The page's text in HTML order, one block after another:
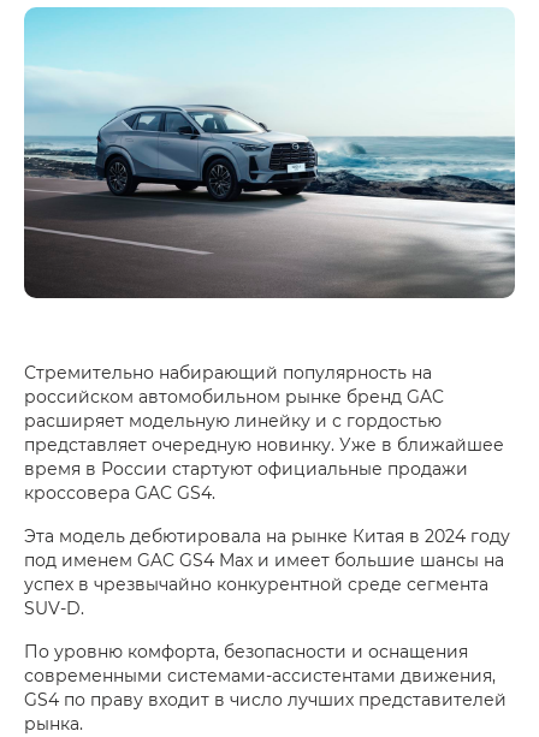
Стремительно набирающий популярность на
российском автомобильном рынке бренд GAC
расширяет модельную линейку и с гордостью
представляет очередную новинку. Уже в ближайшее
время в России стартуют официальные продажи
кроссовера GAC GS4.
Эта модель дебютировала на рынке Китая в 2024 году
под именем GAC GS4 Max и имеет большие шансы на
успех в чрезвычайно конкурентной среде сегмента
SUV-D.
По уровню комфорта, безопасности и оснащения
современными системами-ассистентами движения,
GS4 по праву входит в число лучших представителей
рынка.